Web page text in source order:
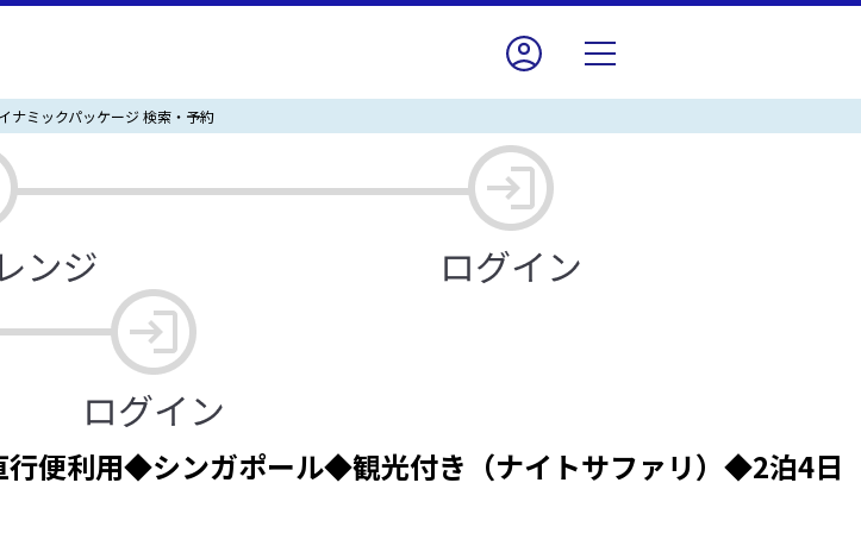
ナミックパッケージ 検索・予約
便利用◆シンガポール◆観光付き（ナイトサファリ）◆2泊4日